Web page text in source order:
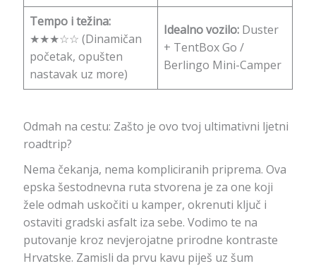
Tempo i težina:
★★★☆☆ (Dinamičan
početak, opušten
nastavak uz more)
Idealno vozilo:Duster
+ TentBox Go /
Berlingo Mini-Camper
Odmah na cestu: Zašto je ovo tvoj ultimativni ljetni
roadtrip?
Nema čekanja, nema kompliciranih priprema. Ova
epska šestodnevna ruta stvorena je za one koji
žele odmah uskočiti u kamper, okrenuti ključ i
ostaviti gradski asfalt iza sebe. Vodimo te na
putovanje kroz nevjerojatne prirodne kontraste
Hrvatske. Zamisli da prvu kavu piješ uz šum